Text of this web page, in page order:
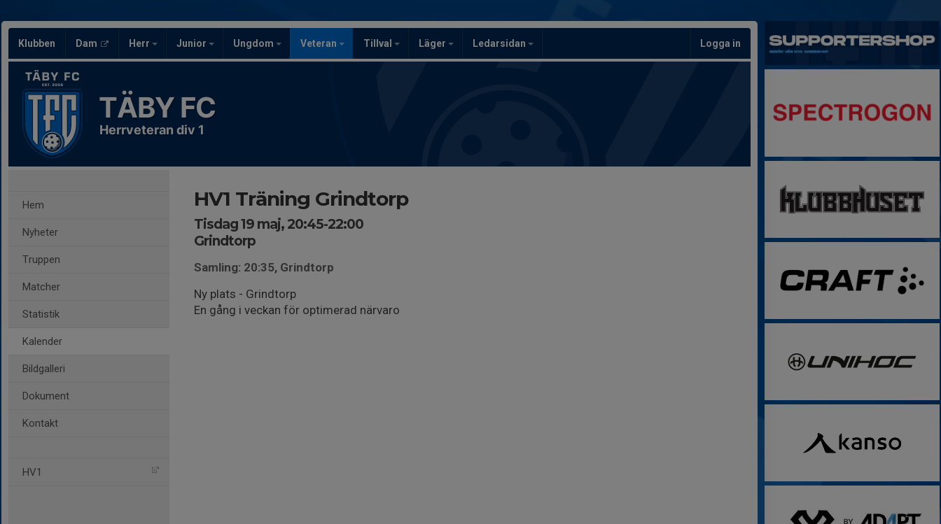
Klubben Dam Herr Junior Ungdom Veteran Tillval Läger Ledarsidan Logga in
TÄBY FC
Herrveteran div 1
Hem
Nyheter
Truppen
Matcher
Statistik
Kalender
Bildgalleri
Dokument
Kontakt
HV1
HV1 Träning Grindtorp
Tisdag 19 maj, 20:45-22:00
Grindtorp
Samling: 20:35, Grindtorp
Ny plats - Grindtorp
En gång i veckan för optimerad närvaro